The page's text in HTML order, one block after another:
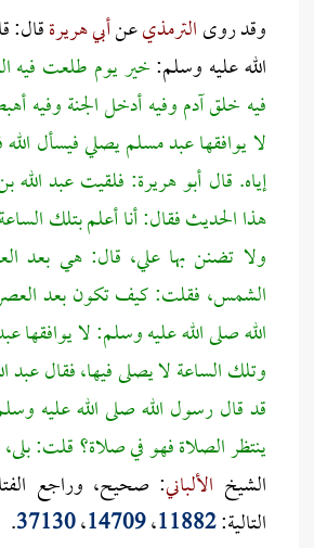
وقد روىالترمذيعنأبي هريرةقال:
الله عليه وسلم:خير يوم طلعت فيه
فيه خلق آدم وفيه أدخل الجنة وفيه
لا يوافقها عبد مسلم يصلي فيسأل الله
إياه. قال أبو هريرة: فلقيت عبد
هذا الحديث فقال: أنا أعلم بتلك
ولا تضنن بها علي، قال: هي بعد
الشمس، فقلت: كيف تكون بعد
الله صلى الله عليه وسلم: لا
وتلك الساعة لا يصلى فيها، فقال عبد
قد قال رسول الله صلى الله عليه
ينتظر الصلاة فهو في صلاة؟ قلت:
الشيخ الألباني: صحيح، وراجع
التالية:11882،14709،37130
.